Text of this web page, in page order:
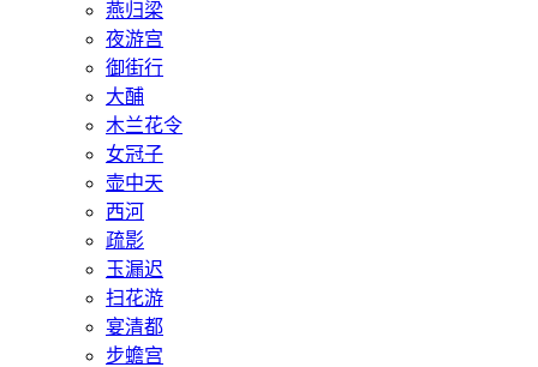
燕归梁
夜游宫
御街行
大酺
木兰花令
女冠子
壶中天
西河
疏影
玉漏迟
扫花游
宴清都
步蟾宫